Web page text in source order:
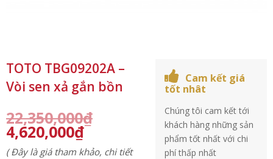
TOTO TBG09202A –
Vòi sen xả gắn bồn
22,350,000₫
4,620,000₫
( Đây là giá tham khảo, chi tiết
Cam kết giá
tốt nhât
Chúng tôi cam kết tới
khách hàng những sản
phẩm tốt nhất với chi
phí thấp nhất